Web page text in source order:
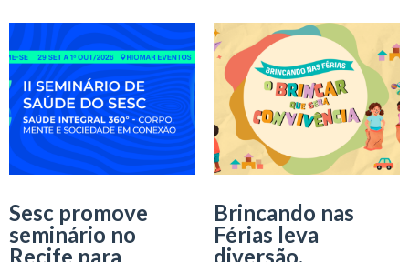
Sesc promove
seminário no
Recife para
Brincando nas
Férias leva
diversão,